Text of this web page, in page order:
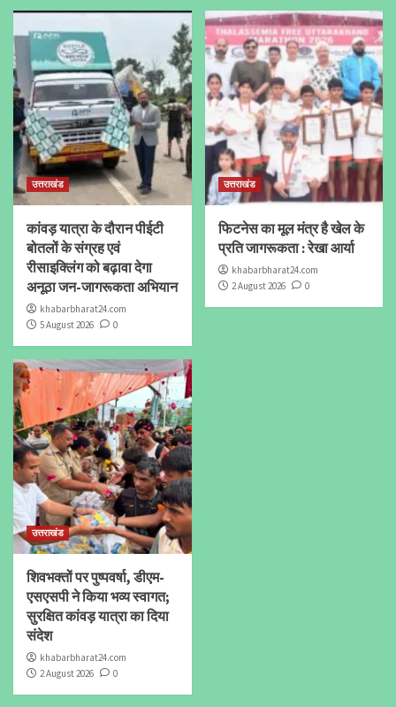
उत्तराखंड
कांवड़ यात्रा के दौरान पीईटी
बोतलों के संग्रह एवं
रीसाइक्लिंग को बढ़ावा देगा
अनूठा जन-जागरूकता अभियान
khabarbharat24.com
5 August 2026
0
उत्तराखंड
फिटनेस का मूल मंत्र है खेल के
प्रति जागरूकता : रेखा आर्या
khabarbharat24.com
2 August 2026
0
उत्तराखंड
शिवभक्तों पर पुष्पवर्षा, डीएम-
एसएसपी ने किया भव्य स्वागत;
सुरक्षित कांवड़ यात्रा का दिया
संदेश
khabarbharat24.com
2 August 2026
0